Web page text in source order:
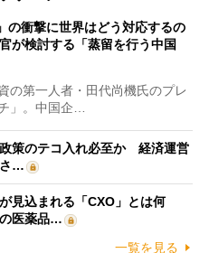
の衝撃に世界はどう対応するの
が検討する「蒸留を行う中国
第一人者・田代尚機氏のプレ
」。中国企…
策のテコ入れ必至か 経済運営
さ…
見込まれる「CXO」とは何
医薬品…
一覧を見る